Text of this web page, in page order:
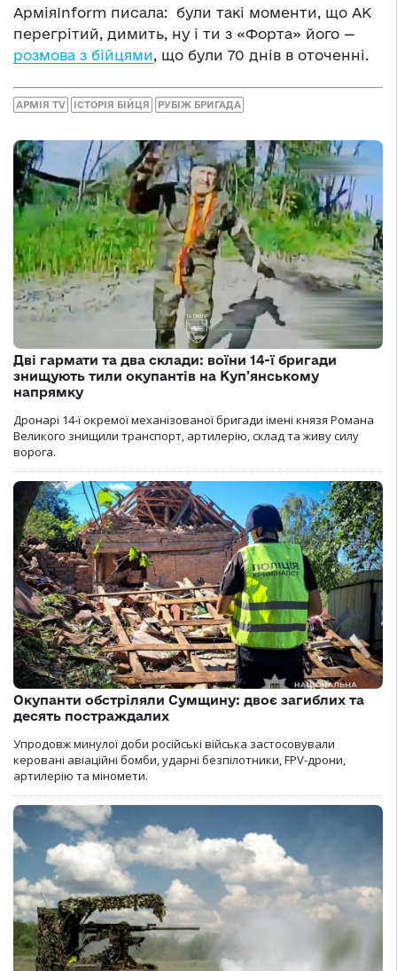
АрміяInform писала: були такі моменти, що АК
перегрітий, димить, ну і ти з «Форта» його —
розмова з бійцями, що були 70 днів в оточенні.
АРМІЯ TV ІСТОРІЯ БІЙЦЯ РУБІЖ БРИГАДА
Дві гармати та два склади: воїни 14-ї бригади
знищують тили окупантів на Купʼянському
напрямку
Дронарі 14-ї окремої механізованої бригади імені князя Романа
Великого знищили транспорт, артилерію, склад та живу силу
ворога.
Окупанти обстріляли Сумщину: двоє загиблих та
десять постраждалих
Упродовж минулої доби російські війська застосовували
керовані авіаційні бомби, ударні безпілотники, FPV-дрони,
артилерію та міномети.